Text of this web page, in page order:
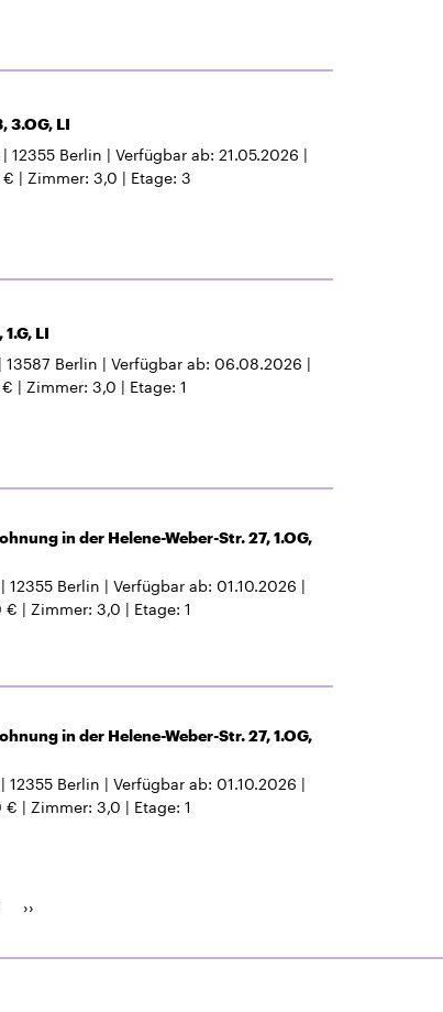
3.OG, LI
12355 Berlin Verfügbar ab 21.05.2026
€ Zimmer 3,0 Etage 3
LI
13587 Berlin Verfügbar ab 06.08.2026
Zimmer 3,0 Etage 1
in der Helene-Weber-Str. 27, 1.OG,
12355 Berlin Verfügbar ab 01.10.2026
€ Zimmer 3,0 Etage 1
in der Helene-Weber-Str. 27, 1.OG,
12355 Berlin Verfügbar ab 01.10.2026
€ Zimmer 3,0 Etage 1
Nächste
››